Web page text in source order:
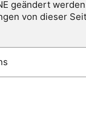
geändert
von dieser